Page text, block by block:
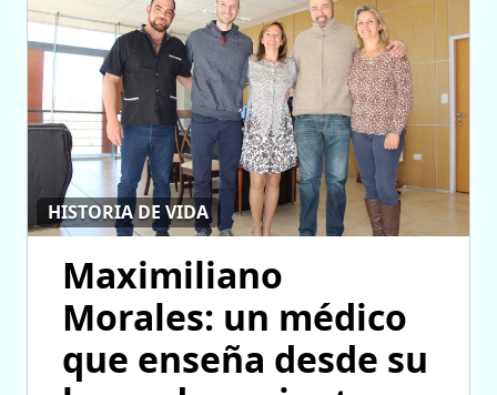
HISTORIA DE VIDA
Maximiliano
Morales: un médico
que enseña desde su